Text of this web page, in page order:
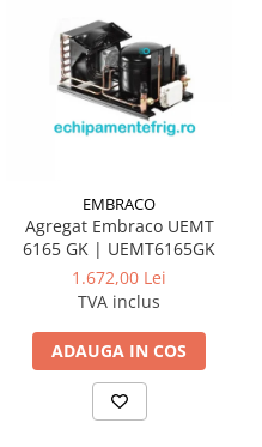
EMBRACO
Agregat Embraco UEMT
6165 GK | UEMT6165GK
1.672,00 Lei
TVA inclus
ADAUGA IN COS